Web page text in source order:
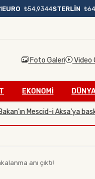
EURO ₺54,9344STERLİN
Foto Galeri Video
EKONOMİ
Mescid-i Aksa'ya baskın
anı çıktı!